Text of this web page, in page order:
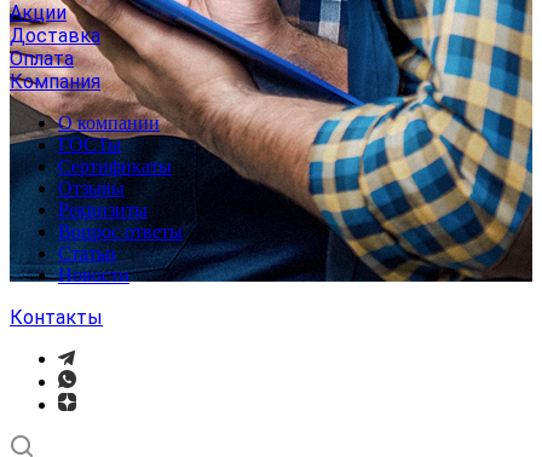
Акции
Доставка
Оплата
Компания
О компании
ГОСТы
Сертификаты
Отзывы
Реквизиты
Вопрос ответы
Статьи
Новости
Контакты